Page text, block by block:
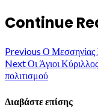
Continue
Previous Ο Μεσσηνίας
NextΟι Άγιοι
πολιτισμού
Διαβάστε επίσης